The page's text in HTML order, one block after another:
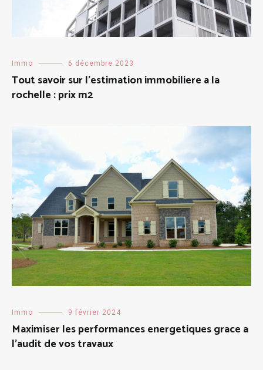
Immo 6 décembre 2023
Tout savoir sur l’estimation immobiliere a la
rochelle : prix m2
Immo 9 février 2024
Maximiser les performances energetiques grace a
l’audit de vos travaux